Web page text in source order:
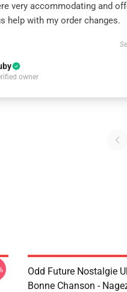
very accommodating and
help with my order changes.
owner
Odd Future Nostalgie
Bonne Chanson -